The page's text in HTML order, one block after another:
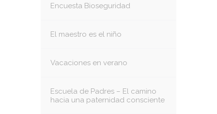
Encuesta Bioseguridad
El maestro es el niño
Vacaciones en verano
Escuela de Padres – El camino
hacia una paternidad consciente